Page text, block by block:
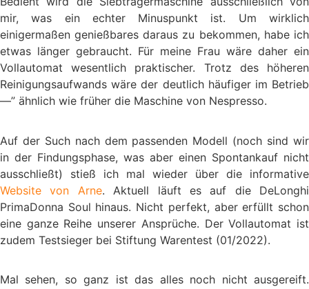
mir, was ein echter Minuspunkt ist. Um wirklich
einigermaßen genießbares daraus zu bekommen, habe ich
etwas länger gebraucht. Für meine Frau wäre daher ein
Vollautomat wesentlich praktischer. Trotz des höheren
Reinigungsaufwands wäre der deutlich häufiger im Betrieb
—” ähnlich wie früher die Maschine von Nespresso.
Auf der Such nach dem passenden Modell (noch sind wir
in der Findungsphase, was aber einen Spontankauf nicht
ausschließt) stieß ich mal wieder über die informative
Website von Arne. Aktuell läuft es auf die DeLonghi
PrimaDonna Soul hinaus. Nicht perfekt, aber erfüllt schon
eine ganze Reihe unserer Ansprüche. Der Vollautomat ist
zudem Testsieger bei Stiftung Warentest (01/2022).
Mal sehen, so ganz ist das alles noch nicht ausgereift.